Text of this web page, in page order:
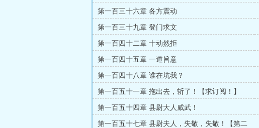
第一百三十六章 各方震动
第一百三十九章 登门求文
第一百四十二章 十动然拒
第一百四十五章 一道旨意
第一百四十八章 谁在坑我？
第一百五十一章 拖出去，斩了！【求订阅！】
第一百五十四章 县尉大人威武！
第一百五十七章 县尉夫人，失敬，失敬！【第二